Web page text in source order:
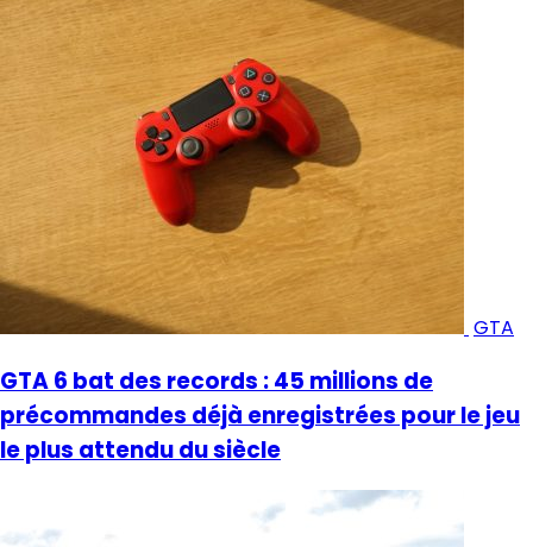
GTA
GTA 6 bat des records : 45 millions de
précommandes déjà enregistrées pour le jeu
le plus attendu du siècle